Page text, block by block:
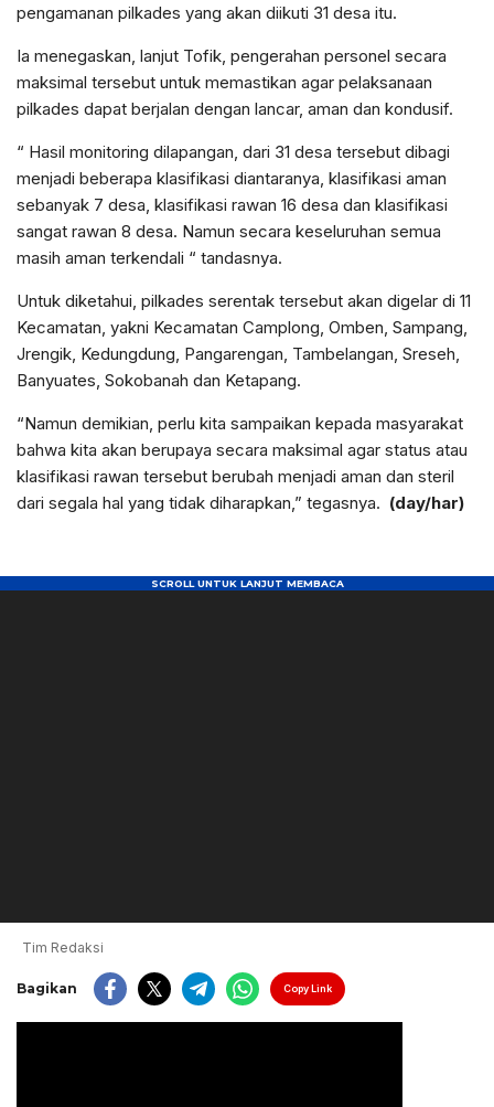
pengamanan pilkades yang akan diikuti 31 desa itu.
Ia menegaskan, lanjut Tofik, pengerahan personel secara
maksimal tersebut untuk memastikan agar pelaksanaan
pilkades dapat berjalan dengan lancar, aman dan kondusif.
“ Hasil monitoring dilapangan, dari 31 desa tersebut dibagi
menjadi beberapa klasifikasi diantaranya, klasifikasi aman
sebanyak 7 desa, klasifikasi rawan 16 desa dan klasifikasi
sangat rawan 8 desa. Namun secara keseluruhan semua
masih aman terkendali “ tandasnya.
Untuk diketahui, pilkades serentak tersebut akan digelar di 11
Kecamatan, yakni Kecamatan Camplong, Omben, Sampang,
Jrengik, Kedungdung, Pangarengan, Tambelangan, Sreseh,
Banyuates, Sokobanah dan Ketapang.
“Namun demikian, perlu kita sampaikan kepada masyarakat
bahwa kita akan berupaya secara maksimal agar status atau
klasifikasi rawan tersebut berubah menjadi aman dan steril
dari segala hal yang tidak diharapkan,” tegasnya. (day/har)
Tim Redaksi
Bagikan Copy Link